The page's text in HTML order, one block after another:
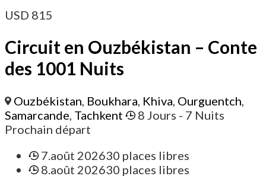
USD 815
Circuit en Ouzbékistan – Conte
des 1001 Nuits
Ouzbékistan, Boukhara, Khiva, Ourguentch,
Samarcande, Tachkent 8 Jours - 7 Nuits
Prochain départ
7.août 202630 places libres
8.août 202630 places libres